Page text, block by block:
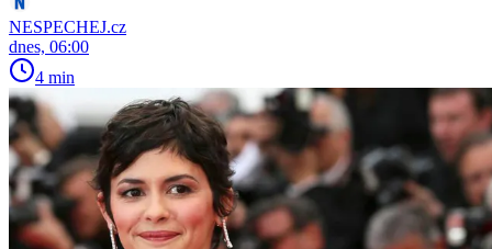
NESPECHEJ.cz
dnes, 06:00
4 min